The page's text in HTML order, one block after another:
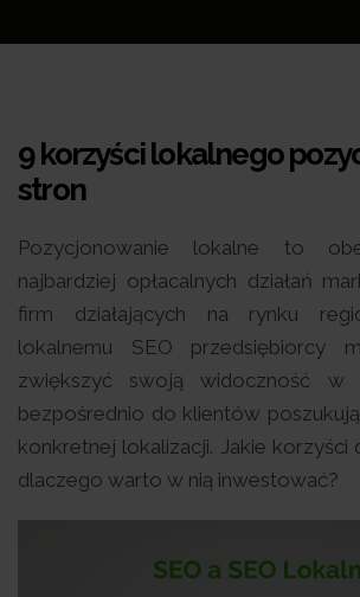
9 korzyści lokalnego
stron
Pozycjonowanie lokalne to
najbardziej opłacalnych działań
firm działających na rynku
lokalnemu SEO przedsiębiorcy
zwiększyć swoją widoczność
bezpośrednio do klientów
konkretnej lokalizacji. Jakie korzyści
dlaczego warto w nią inwestować?